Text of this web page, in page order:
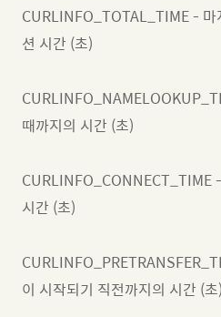
CURLINFO_TOTAL_TIME - 마
션 시간 (초)
때까지의 시간 (초)
CURLINFO_CONNECT_TIME
시간 (초)
이 시작되기 직전까지의 시간 (초)